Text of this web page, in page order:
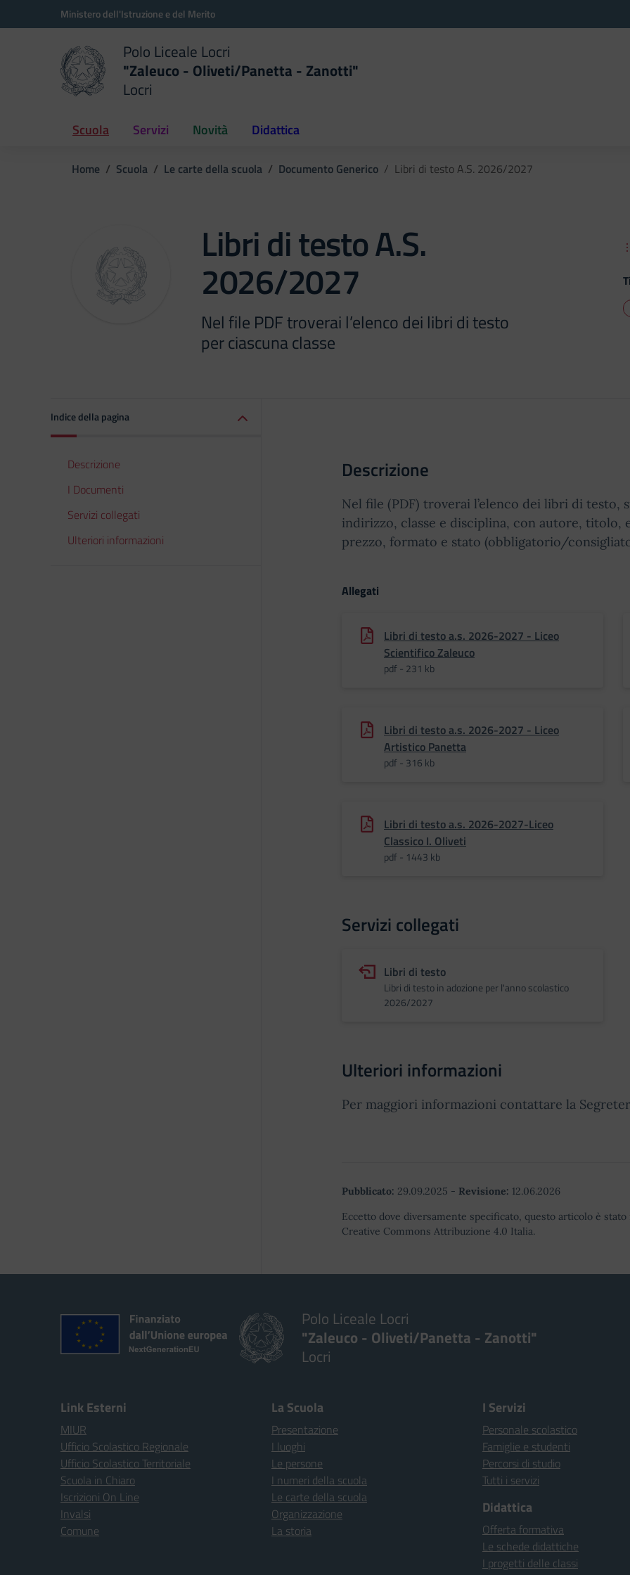
Vai ai contenuti
Vai al menu di navigazioneMinistero dell'Istruzione e del Merito
scuola
Polo Liceale Locri
"Zaleuco - Oliveti/Panetta - Zanotti"
Locri
Scuola Servizi Novità Didattica
Home Scuola Le carte della scuola Documento Generico Libri di testo A.S. 2026/2027
Libri di testo A.S.
2026/2027
Nel file PDF troverai l’elenco dei libri di testo
per ciascuna classe
Indice della pagina
Descrizione
I Documenti
Servizi collegati
Ulteriori informazioni
Descrizione
Nel file (PDF) troverai l’elenco dei libri di testo,
indirizzo, classe e disciplina, con autore, titolo,
prezzo, formato e stato (obbligatorio/
Allegati
Libri di testo a.s. 2026-2027 - Liceo
Scientifico Zaleuco
pdf - 231 kb
Libri di testo a.s. 2026-2027 - Liceo
Artistico Panetta
pdf - 316 kb
Libri di testo a.s. 2026-2027-Liceo
Classico I. Oliveti
pdf - 1443 kb
Servizi collegati
Libri di testo
Libri di testo in adozione per l'anno scolastico
2026/2027
Ulteriori informazioni
Per maggiori informazioni contattare la
Pubblicato: 29.09.2025 - Revisione: 12.06.2026
Eccetto dove diversamente specificato, questo articolo è
Creative Commons Attribuzione 4.0 Italia.
Polo Liceale Locri
"Zaleuco - Oliveti/Panetta - Zanotti"
Locri
Link Esterni
MIUR
Ufficio Scolastico Regionale
Ufficio Scolastico Territoriale
Scuola in Chiaro
Iscrizioni On Line
Invalsi
Comune
La Scuola
Presentazione
I luoghi
Le persone
I numeri della scuola
Le carte della scuola
Organizzazione
La storia
I Servizi
Personale scolastico
Famiglie e studenti
Percorsi di studio
Tutti i servizi
Didattica
Offerta formativa
Le schede didattiche
I progetti delle classi